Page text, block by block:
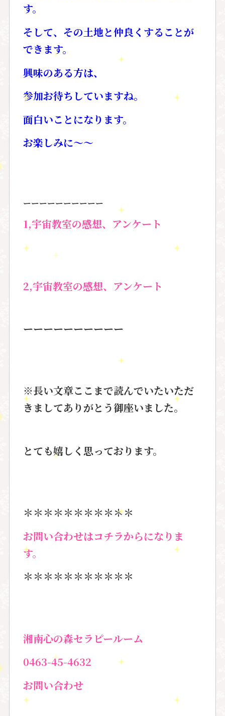
す。
そして、その土地と仲良くすることが
できます。
興味のある方は、
参加お待ちしていますね。
面白いことになります。
お楽しみに～～
ーーーーーーーーーー
1,宇宙教室の感想、アンケート
2,宇宙教室の感想、アンケート
ーーーーーーーーーー
※長い文章ここまで読んでいたいただ
きましてありがとう御座いました。
とても嬉しく思っております。
＊＊＊＊＊＊＊＊＊＊＊
お問い合わせはコチラからになりま
す。
＊＊＊＊＊＊＊＊＊＊＊
湘南心の森セラピールーム
0463-45-4632
お問い合わせ